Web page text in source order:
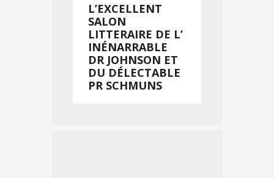
L’EXCELLENT
SALON
LITTERAIRE DE L’
INÉNARRABLE
DR JOHNSON ET
DU DÉLECTABLE
PR SCHMUNS